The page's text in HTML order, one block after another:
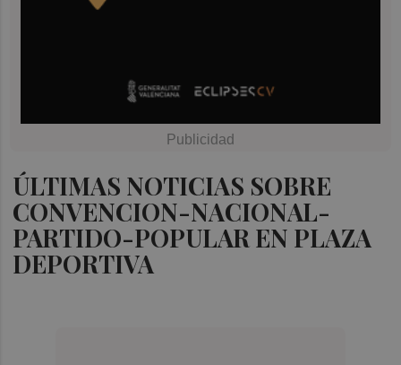
ÚLTIMAS NOTICIAS SOBRE
CONVENCION-NACIONAL-
PARTIDO-POPULAR EN PLAZA
DEPORTIVA